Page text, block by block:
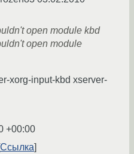
open module kbd
open module
xorg-input-kbd xserver-
+00:00
Ссылка